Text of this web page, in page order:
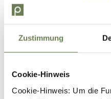
Zustimmung
Cookie-Hinweis
Cookie-Hinweis: Um die
Taschen &
E-